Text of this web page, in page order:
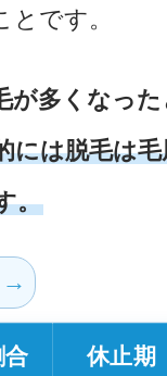
です。
が多くなっ
には脱毛は
。
合 休止期